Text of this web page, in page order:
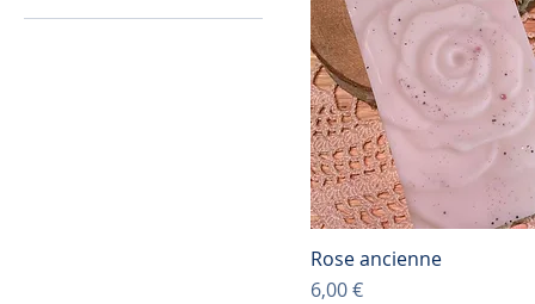
Rose ancienne
Prix
6,00 €